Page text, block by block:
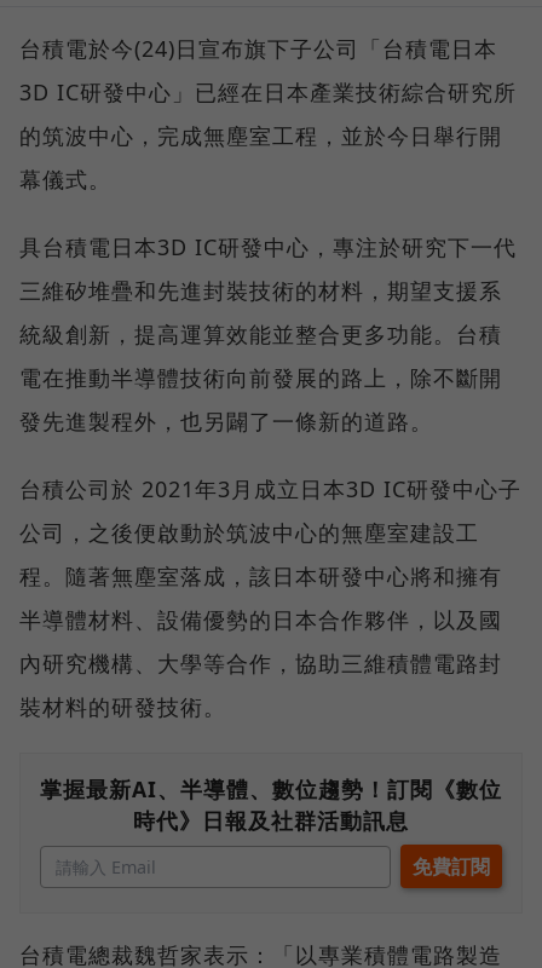
台積電於今(24)日宣布旗下子公司「台積電日本
3D IC研發中心」已經在日本產業技術綜合研究所
的筑波中心，完成無塵室工程，並於今日舉行開
幕儀式。
具台積電日本3D IC研發中心，專注於研究下一代
三維矽堆疊和先進封裝技術的材料，期望支援系
統級創新，提高運算效能並整合更多功能。台積
電在推動半導體技術向前發展的路上，除不斷開
發先進製程外，也另闢了一條新的道路。
台積公司於 2021年3月成立日本3D IC研發中心子
公司，之後便啟動於筑波中心的無塵室建設工
程。隨著無塵室落成，該日本研發中心將和擁有
半導體材料、設備優勢的日本合作夥伴，以及國
內研究機構、大學等合作，協助三維積體電路封
裝材料的研發技術。
掌握最新AI、半導體、數位趨勢！訂閱《數位
時代》日報及社群活動訊息
台積電總裁魏哲家表示：「以專業積體電路製造